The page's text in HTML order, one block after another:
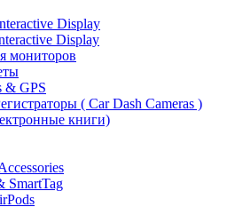
Display
Display
мониторов
& GPS
( Car Dash Cameras )
книги)
SmartTag